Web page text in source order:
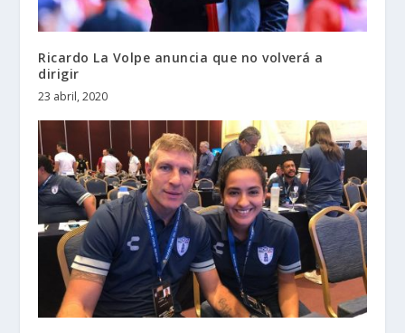
Ricardo La Volpe anuncia que no volverá a
dirigir
23 abril, 2020